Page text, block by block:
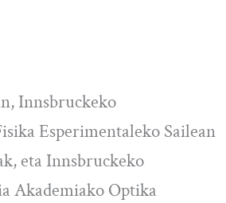
Innsbruckeko
Esperimentaleko Sailean
eta Innsbruckeko
Akademiako Optika